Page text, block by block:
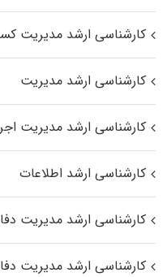
کارشناسی ارشد مدیریت
کارشناسی ارشد مدیریت
کارشناسی ارشد مدیریت
کارشناسی ارشد اطلاعات
کارشناسی ارشد مدیریت
کارشناسی ارشد مدیریت